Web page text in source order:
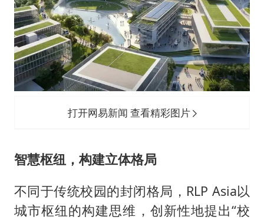
打开网易新闻 查看精彩图片
智慧枢纽，构建立体格局
不同于传统校园的封闭格局，RLP Asia以
城市枢纽的构建思维，创新性地提出“校